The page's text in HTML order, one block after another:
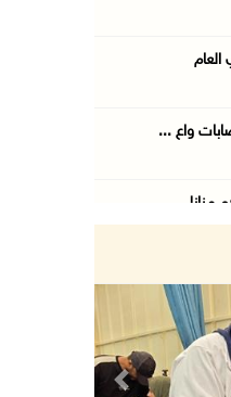
واع ...
منازل
Previous